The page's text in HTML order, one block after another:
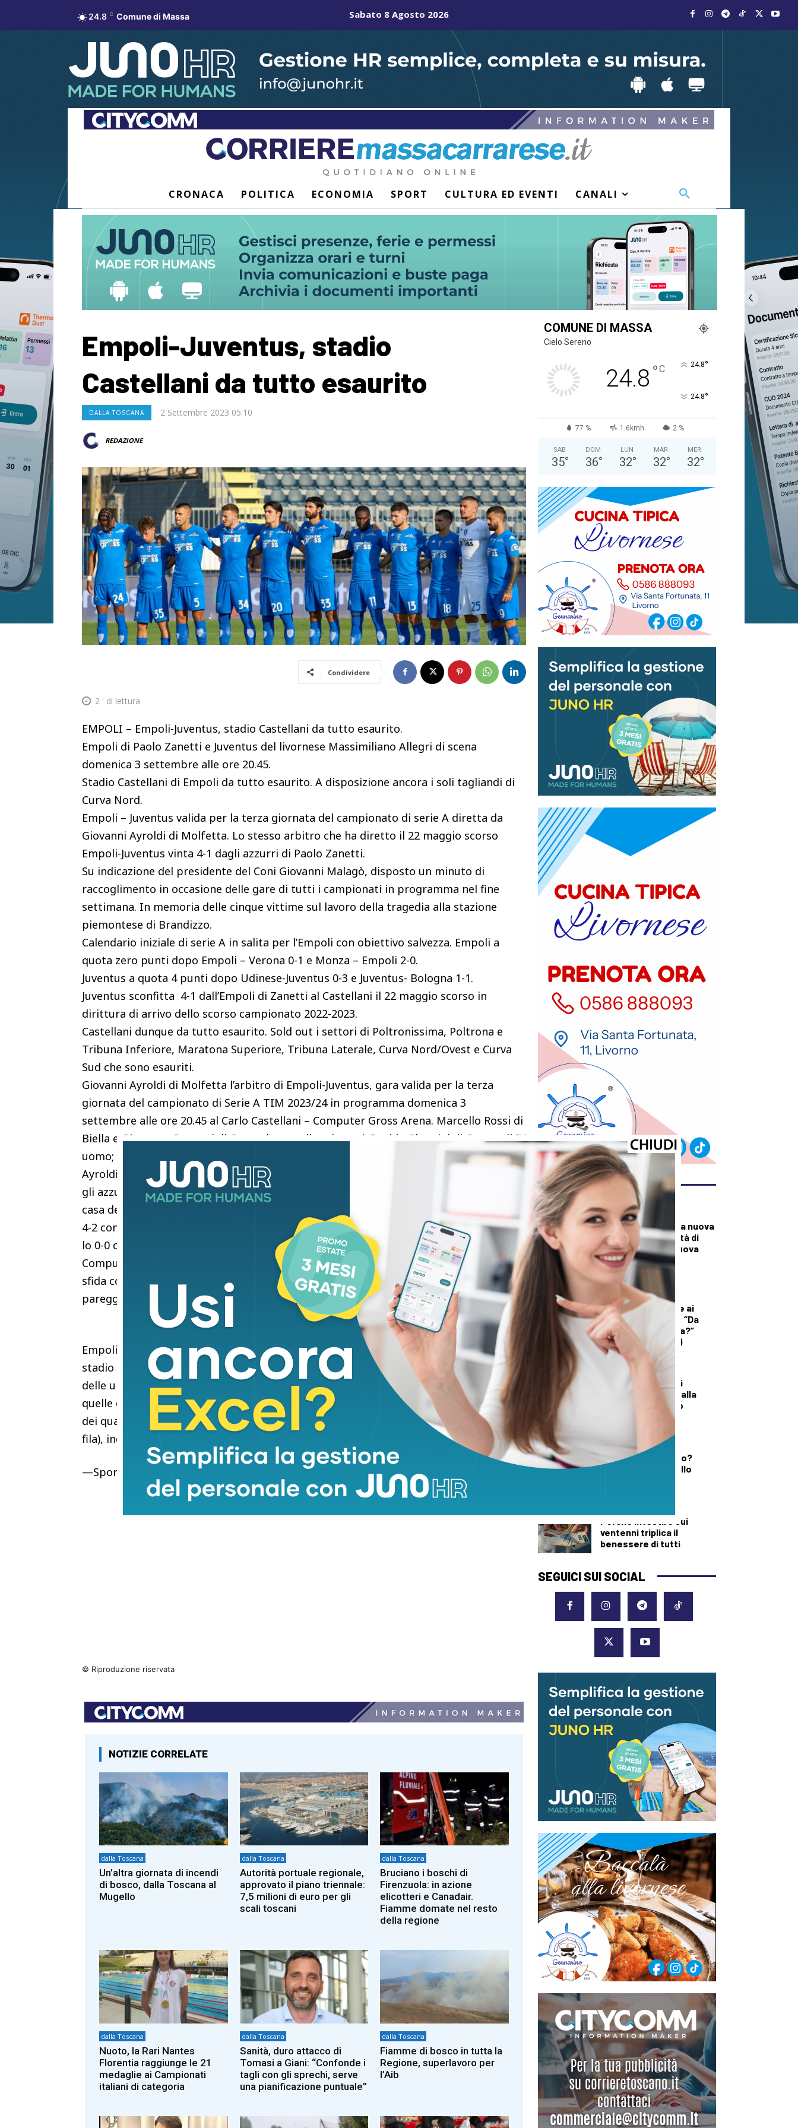
24.8 C Comune di Massa Sabato 8 Agosto 2026
CRONACA POLITICA ECONOMIA SPORT CULTURA ED EVENTI CANALI
Empoli-Juventus, stadio
Castellani da tutto esaurito
DALLA TOSCANA 2 Settembre 2023 05:10
REDAZIONE
Condividere
2 ' di lettura
EMPOLI – Empoli-Juventus, stadio Castellani da tutto esaurito.
Empoli di Paolo Zanetti e Juventus del livornese Massimiliano Allegri di scena
domenica 3 settembre alle ore 20.45.
Stadio Castellani di Empoli da tutto esaurito. A disposizione ancora i soli tagliandi di
Curva Nord.
Empoli – Juventus valida per la terza giornata del campionato di serie A diretta da
Giovanni Ayroldi di Molfetta. Lo stesso arbitro che ha diretto il 22 maggio scorso
Empoli-Juventus vinta 4-1 dagli azzurri di Paolo Zanetti.
Su indicazione del presidente del Coni Giovanni Malagò, disposto un minuto di
raccoglimento in occasione delle gare di tutti i campionati in programma nel fine
settimana. In memoria delle cinque vittime sul lavoro della tragedia alla stazione
piemontese di Brandizzo.
Calendario iniziale di serie A in salita per l’Empoli con obiettivo salvezza. Empoli a
quota zero punti dopo Empoli – Verona 0-1 e Monza – Empoli 2-0.
Juventus a quota 4 punti dopo Udinese-Juventus 0-3 e Juventus- Bologna 1-1.
Juventus sconfitta 4-1 dall’Empoli di Zanetti al Castellani il 22 maggio scorso in
dirittura di arrivo dello scorso campionato 2022-2023.
Castellani dunque da tutto esaurito. Sold out i settori di Poltronissima, Poltrona e
Tribuna Inferiore, Maratona Superiore, Tribuna Laterale, Curva Nord/Ovest e Curva
Sud che sono esauriti.
Giovanni Ayroldi di Molfetta l’arbitro di Empoli-Juventus, gara valida per la terza
giornata del campionato di Serie A TIM 2023/24 in programma domenica 3
settembre alle ore 20.45 al Carlo Castellani – Computer Gross Arena. Marcello Rossi di
Biella e Giuseppe Perrotti di Campobasso gli assistenti; Davide Ghersini di Genova il IV
uomo; Antonio Di Martino di Teramo il Var e Aleandro Di Paolo di Avezzano l’Avar
Ayroldi ha diretto 33 gare in Serie A, 1 in questa stagione. Sono otto i precedenti con
gli azzurri, con 3 pareggi, 2 vittorie e 3 sconfitte: nella stagione 2019/20 i pareggi in
casa del Trapani per 2-2 e a Pescara, 1-1; nell’aprile del 2021 il successo casalingo per
4-2 contro il Brescia e nello scorso torneo la sconfitta per 2-0 sul campo della Roma e
lo 0-0 casalingo contro lo Spezia; lo scorso anno ha diretto tre sfide al Castellani
Computer Gross Arena, Empoli-Atalanta 0-2, Empoli-Napoli, sempre 0-2 e la vittoriosa
sfida contro la Juventus chiusa 4-1. Sei i precedenti con la Juventus, con tre vittorie, un
pareggio e due sconfitte.
Empoli-Juventus, match valido per la 3ª giornata di Serie A 2023/24, si giocherà allo
stadio Castellani di Empoli domenica 3 settembre, alle ore 20:45. L’Empoli ha vinto due
delle ultime quattro sfide di Serie A contro la Juventus (2P), tante vittorie quante
quelle centrate nei primi 24 incroci nella competizione con i bianconeri (3N, 19P). Tre
dei quattro successi a favore degli azzurri sono arrivati in gare casalinghe (nessuno di
fila), incluso il più recente dello scorso 22 maggio.
—SportCINZIA GORLA
© Riproduzione riservata
NOTIZIE CORRELATE
dalla Toscana
Un’altra giornata di incendi
di bosco, dalla Toscana al
Mugello
dalla Toscana
Autorità portuale regionale,
approvato il piano triennale:
7,5 milioni di euro per gli
scali toscani
dalla Toscana
Bruciano i boschi di
Firenzuola: in azione
elicotteri e Canadair.
Fiamme domate nel resto
della regione
dalla Toscana
Nuoto, la Rari Nantes
Florentia raggiunge le 21
medaglie ai Campionati
italiani di categoria
dalla Toscana
Sanità, duro attacco di
Tomasi a Giani: “Confonde i
tagli con gli sprechi, serve
una pianificazione puntuale”
dalla Toscana
Fiamme di bosco in tutta la
Regione, superlavoro per
l’Aib
COMUNE DI MASSA
Cielo Sereno
24.8 °C 24.8°
24.8°
77 % 1.6kmh 2 %
SAB
35°
DOM
36°
LUN
32°
MAR
32°
MER
32°
ULTIMI ARTICOLI
CRONACA
A Palazzo Mazzini la nuova
Casa della Comunità di
Pontremoli: è la nuova
sede della sanità
territoriale
DEMOGRAFICA
Licia Colò risponde ai
commenti sull’età: “Da
quando è un’offesa?”
(solo per le donne)
DALLA TOSCANA
Un’altra giornata di
incendi di bosco, dalla
Toscana al Mugello
Testosterone e
spermatozoi in calo?
Cosa c’è di vero nello
Perché investire sui
ventenni triplica il
benessere di tutti
SEGUICI SUI SOCIAL